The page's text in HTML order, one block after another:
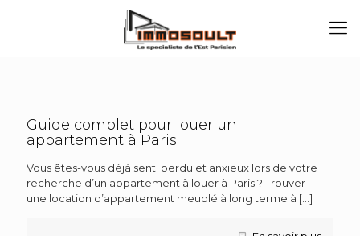
Guide complet pour louer un
appartement à Paris
Vous êtes-vous déjà senti perdu et anxieux lors de votre
recherche d’un appartement à louer à Paris ? Trouver
une location d’appartement meublé à long terme à […]